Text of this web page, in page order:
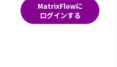
MatrixFlowに
ログインする